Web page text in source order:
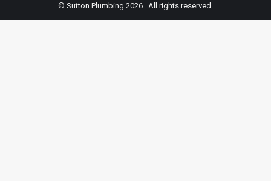
© Sutton Plumbing 2026 . All rights reserved.